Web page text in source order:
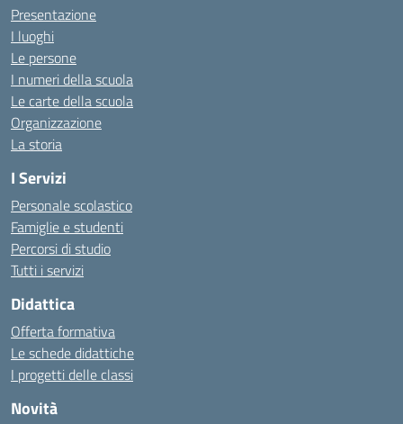
Presentazione
I luoghi
Le persone
I numeri della scuola
Le carte della scuola
Organizzazione
La storia
I Servizi
Personale scolastico
Famiglie e studenti
Percorsi di studio
Tutti i servizi
Didattica
Offerta formativa
Le schede didattiche
I progetti delle classi
Novità